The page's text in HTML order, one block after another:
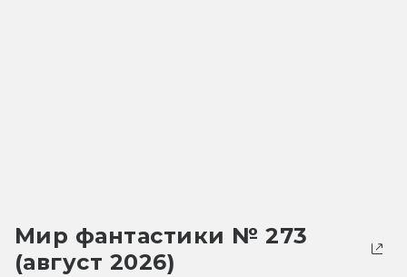
Мир фантастики № 273
(август 2026)